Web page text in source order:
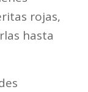
rojas,
hasta